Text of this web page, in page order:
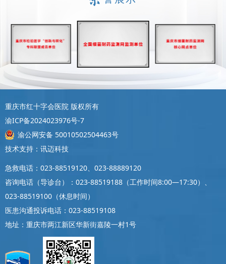
重庆市红十字会医院 版权所有
渝ICP备2024023976号-7
渝公网安备 50010502504463号
技术支持：讯迈科技
急救电话：023-88519120、023-88889120
咨询电话（导诊台）：023-88519188（工作时间8:00—17:30）、
023-88519100（休息时间）
医患沟通投诉电话：023-88519108
地址：重庆市两江新区华新街嘉陵一村1号